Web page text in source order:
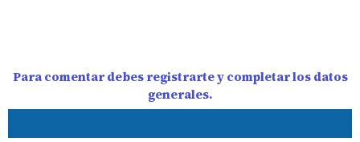
Para comentar debes registrarte y completar los datos
generales.